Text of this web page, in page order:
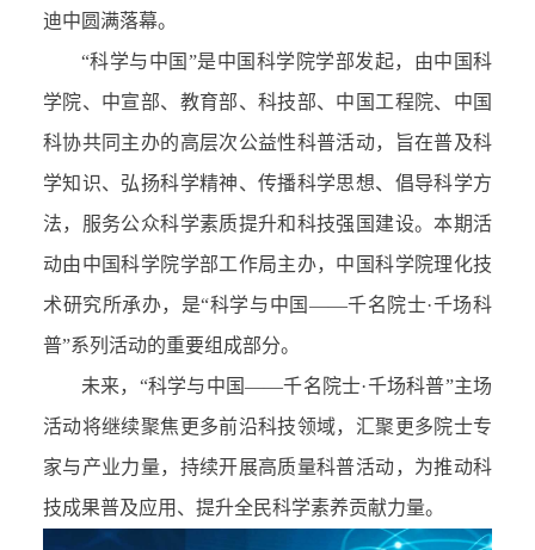
迪中圆满落幕。
“科学与中国”是中国科学院学部发起，由中国科
学院、中宣部、教育部、科技部、中国工程院、中国
科协共同主办的高层次公益性科普活动，旨在普及科
学知识、弘扬科学精神、传播科学思想、倡导科学方
法，服务公众科学素质提升和科技强国建设。本期活
动由中国科学院学部工作局主办，中国科学院理化技
术研究所承办，是“科学与中国——千名院士·千场科
普”系列活动的重要组成部分。
未来，“科学与中国——千名院士·千场科普”主场
活动将继续聚焦更多前沿科技领域，汇聚更多院士专
家与产业力量，持续开展高质量科普活动，为推动科
技成果普及应用、提升全民科学素养贡献力量。